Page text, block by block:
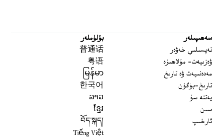
سەھىپىلەر
تەپسىلىي خەۋەر
ۋەزىيەت- مۇلاھىزە
مەدەنىيەت ۋە تارىخ
تارىخ-بۈگۈن
يەتتە سۇ
سىن
ئارخىپ
بۆلۈملەر
普通话
粤语
မြန်မာ
한국어
ລາວ
ខ្មែរ
བོད་སྐད།
Tiếng Việt